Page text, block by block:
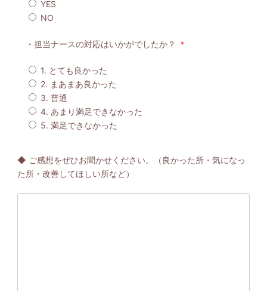
YES
NO
・担当ナースの対応はいかがでしたか？ ＊
1. とても良かった
2. まあまあ良かった
3. 普通
4. あまり満足できなかった
5. 満足できなかった
◆ ご感想をぜひお聞かせください。（良かった所・気になっ
た所・改善してほしい所など）